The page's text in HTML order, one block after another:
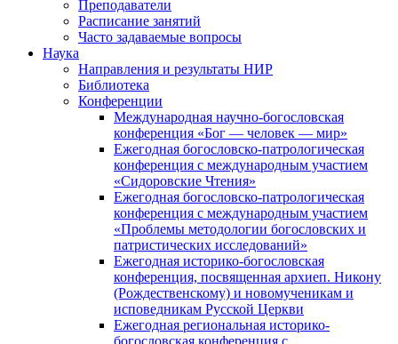
Преподаватели
Расписание занятий
Часто задаваемые вопросы
Наука
Направления и результаты НИР
Библиотека
Конференции
Международная научно-богословская
конференция «Бог — человек — мир»
Ежегодная богословско-патрологическая
конференция с международным участием
«Сидоровские Чтения»
Ежегодная богословско-патрологическая
конференция с международным участием
«Проблемы методологии богословских и
патристических исследований»
Ежегодная историко-богословская
конференция, посвященная архиеп. Никону
(Рождественскому) и новомученикам и
исповедникам Русской Церкви
Ежегодная региональная историко-
богословская конференция с